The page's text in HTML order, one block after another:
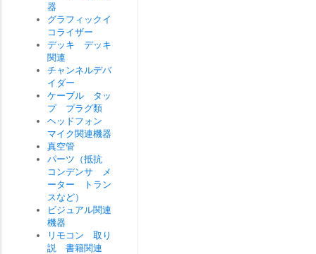
器
グラフィックイ
コライザー
デッキ デッキ
関連
チャンネルデバ
イダー
ケーブル タッ
プ プラグ類
ヘッドフォン
マイク関連機器
真空管
パーツ（抵抗
コンデンサ メ
ーター トラン
スなど）
ビジュアル関連
機器
リモコン 取り
説 書籍関連